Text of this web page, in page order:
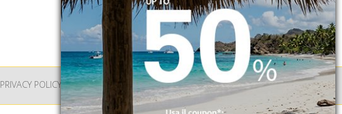
PRIVACY POLICY INVIA ⟩